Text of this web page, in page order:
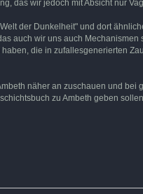
das wir jedoch mit Absicht nur
der Dunkelheit" und dort
auch wir uns auch
die in zufallesgenerierten
näher an zuschauen und bei
zu Ambeth geben